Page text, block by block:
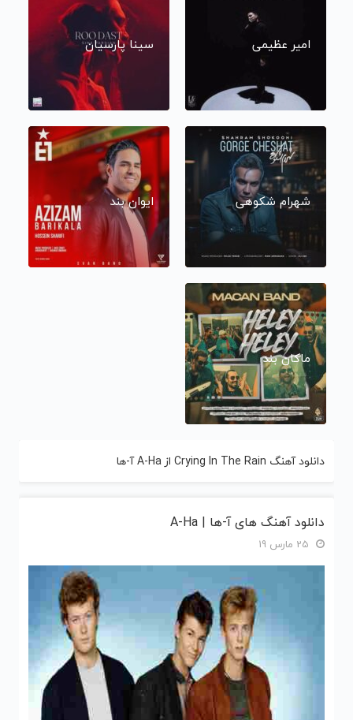
امیر عظیمی سینا پارسیان
شهرام شکوهی ایوان بند
ماکان بند
دانلود آهنگ Crying In The Rain از A-Ha آ-ها
دانلود آهنگ های آ-ها | A-Ha